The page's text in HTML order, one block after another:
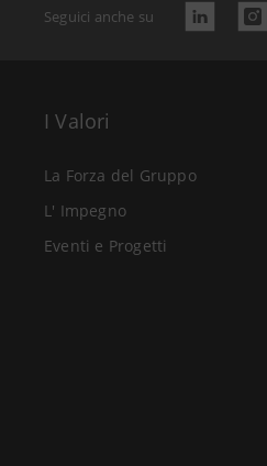
Seguici anche su
I Valori
La Forza del Gruppo
L' Impegno
Eventi e Progetti